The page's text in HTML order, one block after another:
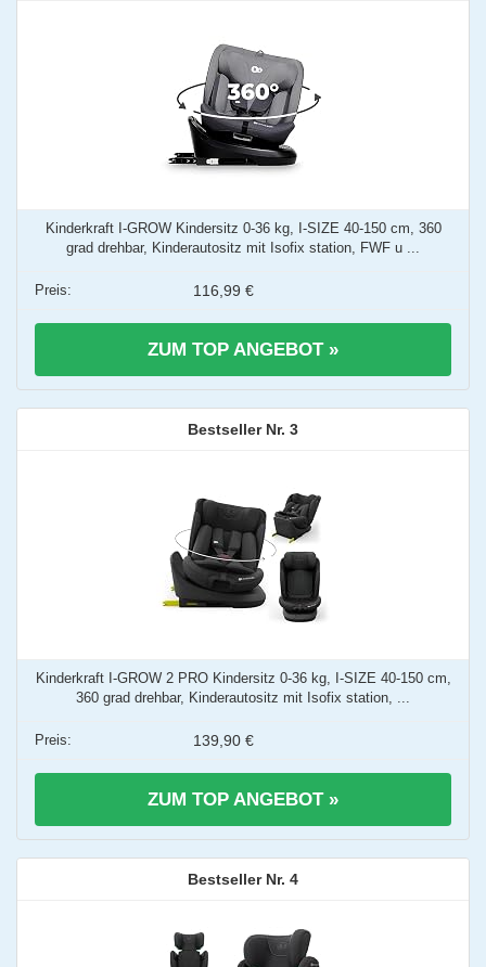
Kinderkraft I-GROW Kindersitz 0-36 kg, I-SIZE 40-150 cm, 360
grad drehbar, Kinderautositz mit Isofix station, FWF u ...
116,99 €
ZUM TOP ANGEBOT »
3
Kinderkraft I-GROW 2 PRO Kindersitz 0-36 kg, I-SIZE 40-150 cm,
360 grad drehbar, Kinderautositz mit Isofix station, ...
139,90 €
ZUM TOP ANGEBOT »
4